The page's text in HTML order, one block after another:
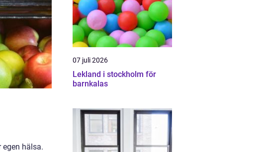
hälsa.
07 juli 2026
Lekland i stockholm för
barnkalas